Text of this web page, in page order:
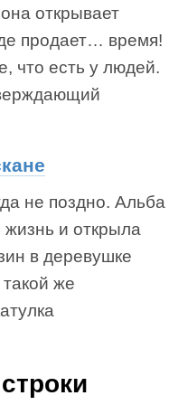
открывает
продает… время!
что есть у людей.
не поздно. Альба
и открыла
в деревушке
же